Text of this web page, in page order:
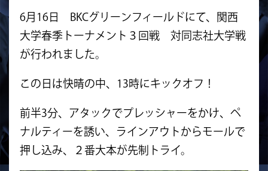
6月16日 BKCグリーンフィールドにて、関西
大学春季トーナメント３回戦 対同志社大学戦
が行われました。
この日は快晴の中、13時にキックオフ！
前半3分、アタックでプレッシャーをかけ、ペ
ナルティーを誘い、ラインアウトからモールで
押し込み、２番大本が先制トライ。